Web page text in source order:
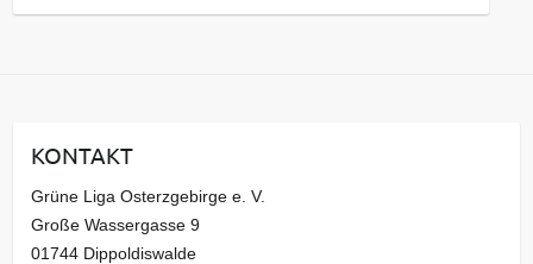
a
v
KONTAKT
Grüne Liga Osterzgebirge e. V.
Große Wassergasse 9
01744 Dippoldiswalde